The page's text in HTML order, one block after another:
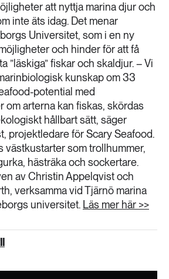
att nyttja marina djur och
inte äts idag. Det menar
Universitet, som i en ny
och hinder för att få
”läskiga” fiskar och skaldjur. – Vi
kunskap om 33
potential med
om arterna kan fiskas, skördas
hållbart sätt, säger
projektledare för Scary Seafood.
västkustarter som trollhummer,
hästräka och sockertare.
av Christin Appelqvist och
verksamma vid Tjärnö marina
universitet. Läs mer här >>